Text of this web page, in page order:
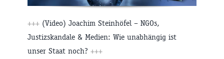
+++ (Video) Joachim Steinhöfel – NGOs,
Justizskandale & Medien: Wie unabhängig ist
unser Staat noch? +++